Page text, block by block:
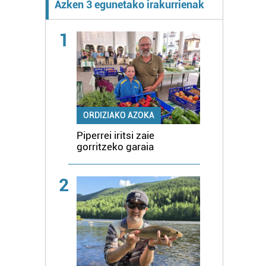
Azken 3 egunetako irakurrienak
1
ORDIZIAKO AZOKA
Piperrei iritsi zaie
gorritzeko garaia
2